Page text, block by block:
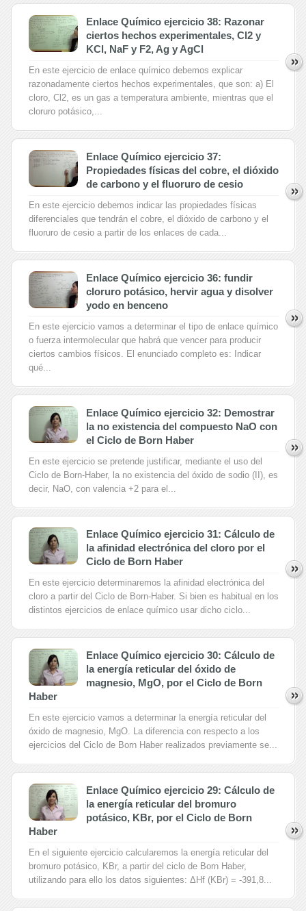
Enlace Químico ejercicio 38: Razonar
ciertos hechos experimentales, Cl2 y
KCl, NaF y F2, Ag y AgCl
En este ejercicio de enlace químico debemos explicar
razonadamente ciertos hechos experimentales, que son: a) El
cloro, Cl2, es un gas a temperatura ambiente, mientras que el
cloruro potásico,...
Enlace Químico ejercicio 37:
Propiedades físicas del cobre, el dióxido
de carbono y el fluoruro de cesio
En este ejercicio debemos indicar las propiedades físicas
diferenciales que tendrán el cobre, el dióxido de carbono y el
fluoruro de cesio a partir de los enlaces de cada...
Enlace Químico ejercicio 36: fundir
cloruro potásico, hervir agua y disolver
yodo en benceno
En este ejercicio vamos a determinar el tipo de enlace químico
o fuerza intermolecular que habrá que vencer para producir
ciertos cambios físicos. El enunciado completo es: Indicar
qué...
Enlace Químico ejercicio 32: Demostrar
la no existencia del compuesto NaO con
el Ciclo de Born Haber
En este ejercicio se pretende justificar, mediante el uso del
Ciclo de Born-Haber, la no existencia del óxido de sodio (II), es
decir, NaO, con valencia +2 para el...
Enlace Químico ejercicio 31: Cálculo de
la afinidad electrónica del cloro por el
Ciclo de Born Haber
En este ejercicio determinaremos la afinidad electrónica del
cloro a partir del Ciclo de Born-Haber. Si bien es habitual en los
distintos ejercicios de enlace químico usar dicho ciclo...
Enlace Químico ejercicio 30: Cálculo de
la energía reticular del óxido de
magnesio, MgO, por el Ciclo de Born
Haber
En este ejercicio vamos a determinar la energía reticular del
óxido de magnesio, MgO. La diferencia con respecto a los
ejercicios del Ciclo de Born Haber realizados previamente se...
Enlace Químico ejercicio 29: Cálculo de
la energía reticular del bromuro
potásico, KBr, por el Ciclo de Born
Haber
En el siguiente ejercicio calcularemos la energía reticular del
bromuro potásico, KBr, a partir del ciclo de Born Haber,
utilizando para ello los datos siguientes: ΔHf (KBr) = -391,8...